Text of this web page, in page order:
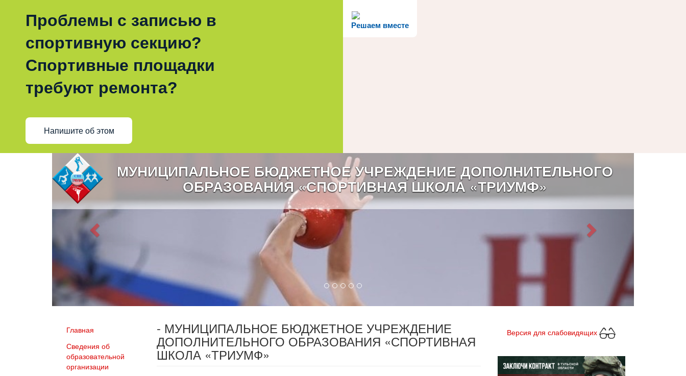
Решаем вместе
Проблемы с записью в
спортивную секцию?
Спортивные площадки
требуют ремонта?
Напишите об этом
МУНИЦИПАЛЬНОЕ БЮДЖЕТНОЕ УЧРЕЖДЕНИЕ ДОПОЛНИТЕЛЬНОГО
ОБРАЗОВАНИЯ «СПОРТИВНАЯ ШКОЛА «ТРИУМФ»
Главная
Сведения об
образовательной
организации
- МУНИЦИПАЛЬНОЕ БЮДЖЕТНОЕ УЧРЕЖДЕНИЕ
ДОПОЛНИТЕЛЬНОГО ОБРАЗОВАНИЯ «СПОРТИВНАЯ
ШКОЛА «ТРИУМФ»
Версия для слабовидящих